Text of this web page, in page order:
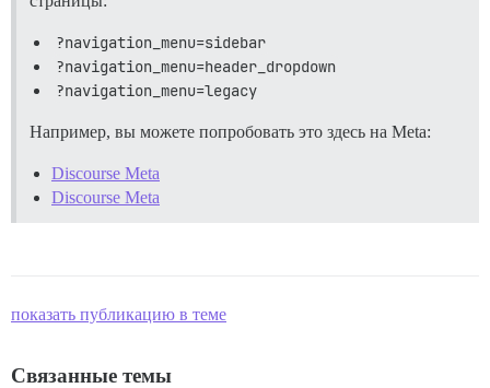
?navigation_menu=sidebar
?navigation_menu=header_dropdown
?navigation_menu=legacy
Например, вы можете попробовать это здесь на Meta:
Discourse Meta
Discourse Meta
показать публикацию в теме
Связанные темы